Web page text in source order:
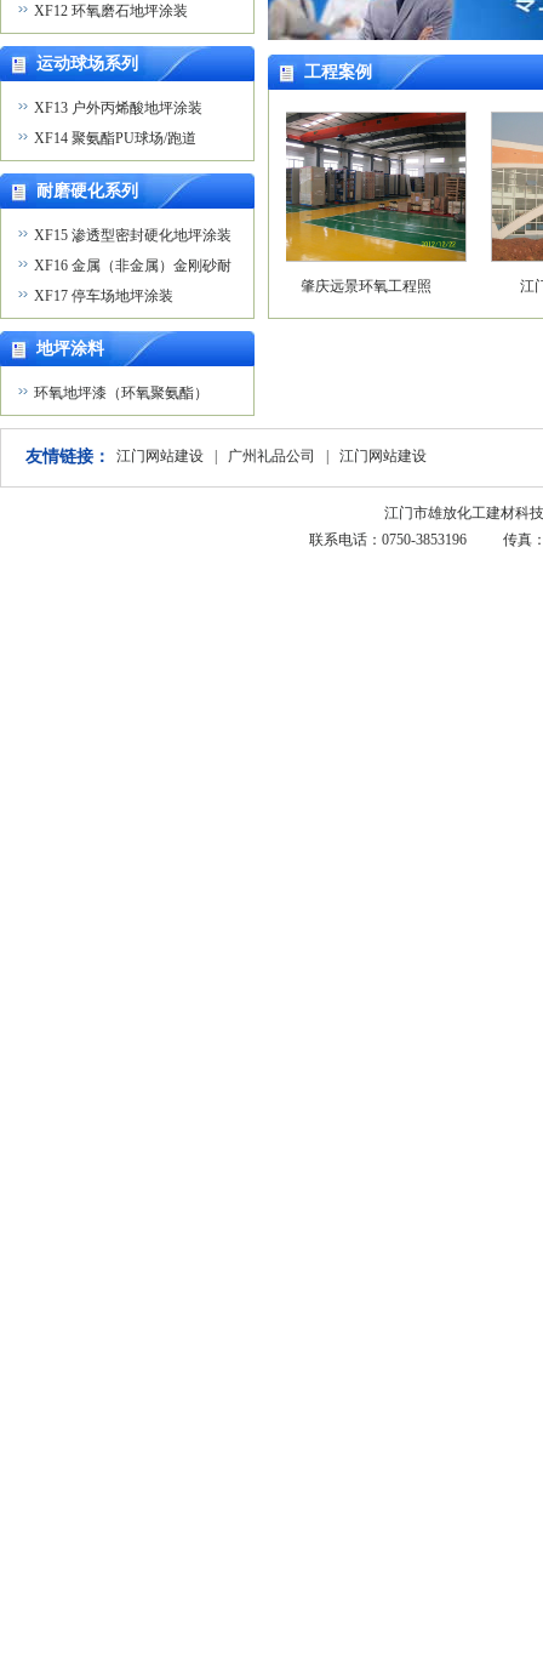
XF12 环氧磨石地坪涂装
运动球场系列
XF13 户外丙烯酸地坪涂装
XF14 聚氨酯PU球场/跑道
耐磨硬化系列
XF15 渗透型密封硬化地坪涂装
XF16 金属（非金属）金刚砂耐
磨地坪涂装
XF17 停车场地坪涂装
地坪涂料
环氧地坪漆（环氧聚氨酯）
工程案例
广东彼迪药业环氧工程 肇庆远景环氧工程照 江门市潮
友情链接： 江门网站建设 广州礼品公司 江门网站建设
江门市雄放化工建材科
联系电话：0750-3853196 传真